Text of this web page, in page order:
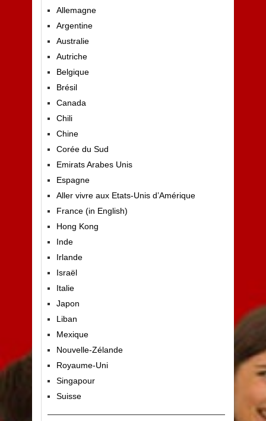
Allemagne
Argentine
Australie
Autriche
Belgique
Brésil
Canada
Chili
Chine
Corée du Sud
Emirats Arabes Unis
Espagne
Aller vivre aux Etats-Unis d’Amérique
France (in English)
Hong Kong
Inde
Irlande
Israël
Italie
Japon
Liban
Mexique
Nouvelle-Zélande
Royaume-Uni
Singapour
Suisse